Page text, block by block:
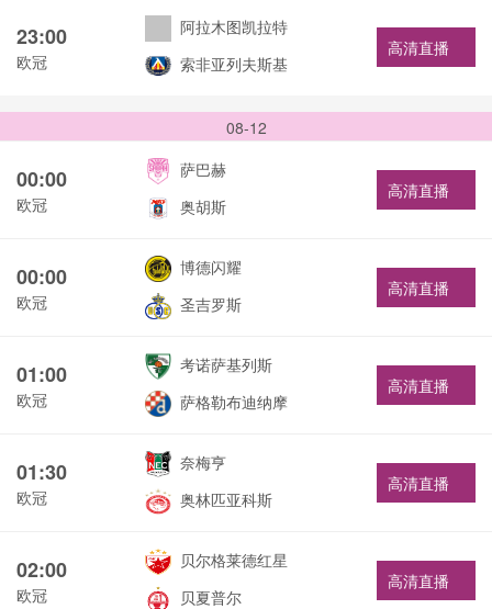
23:00
欧冠
阿拉木图凯拉特
索非亚列夫斯基
高清直播
08-12
00:00
欧冠
萨巴赫
奥胡斯
高清直播
00:00
欧冠
博德闪耀
圣吉罗斯
高清直播
01:00
欧冠
考诺萨基列斯
萨格勒布迪纳摩
高清直播
01:30
欧冠
奈梅亨
奥林匹亚科斯
高清直播
02:00
欧冠
贝尔格莱德红星
贝夏普尔
高清直播